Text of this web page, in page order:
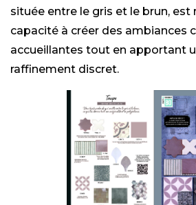
située entre le gris et le brun, est
capacité à créer des ambiances
accueillantes tout en apportant
raffinement discret.